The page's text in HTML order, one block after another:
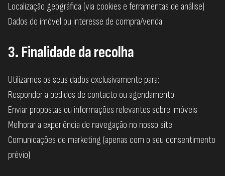
Localização geográfica (via cookies e ferramentas de análise)
Dados do imóvel ou interesse de compra/venda
3. Finalidade da recolha
Utilizamos os seus dados exclusivamente para:
Responder a pedidos de contacto ou agendamento
Enviar propostas ou informações relevantes sobre imóveis
Melhorar a experiência de navegação no nosso site
Comunicações de marketing (apenas com o seu consentimento
prévio)